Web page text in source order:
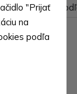
Zoradiť
"Prijať
na
podľa